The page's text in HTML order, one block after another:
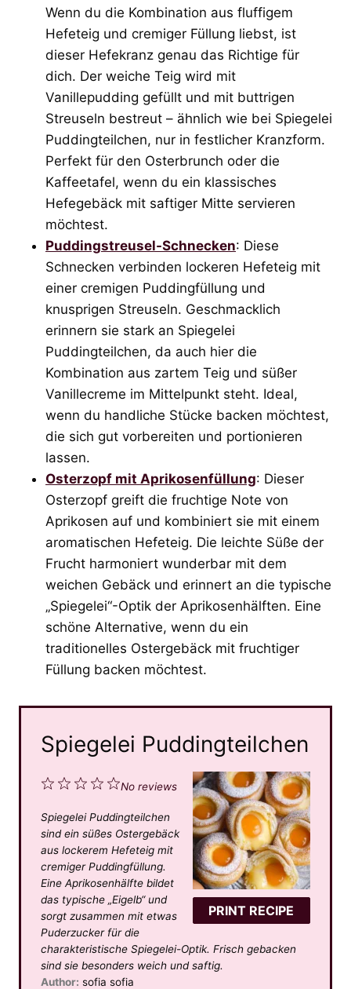
Wenn du die Kombination aus fluffigem
Hefeteig und cremiger Füllung liebst, ist
dieser Hefekranz genau das Richtige für
dich. Der weiche Teig wird mit
Vanillepudding gefüllt und mit buttrigen
Streuseln bestreut – ähnlich wie bei Spiegelei
Puddingteilchen, nur in festlicher Kranzform.
Perfekt für den Osterbrunch oder die
Kaffeetafel, wenn du ein klassisches
Hefegebäck mit saftiger Mitte servieren
möchtest.
Puddingstreusel-Schnecken: Diese
Schnecken verbinden lockeren Hefeteig mit
einer cremigen Puddingfüllung und
knusprigen Streuseln. Geschmacklich
erinnern sie stark an Spiegelei
Puddingteilchen, da auch hier die
Kombination aus zartem Teig und süßer
Vanillecreme im Mittelpunkt steht. Ideal,
wenn du handliche Stücke backen möchtest,
die sich gut vorbereiten und portionieren
lassen.
Osterzopf mit Aprikosenfüllung: Dieser
Osterzopf greift die fruchtige Note von
Aprikosen auf und kombiniert sie mit einem
aromatischen Hefeteig. Die leichte Süße der
Frucht harmoniert wunderbar mit dem
weichen Gebäck und erinnert an die typische
„Spiegelei“-Optik der Aprikosenhälften. Eine
schöne Alternative, wenn du ein
traditionelles Ostergebäck mit fruchtiger
Füllung backen möchtest.
Spiegelei Puddingteilchen
PRINT RECIPE
5
t
a
r
s
4
t
a
r
s
3
t
a
r
s
2
t
a
r
s
1
t
a
r
No reviews
Spiegelei Puddingteilchen
sind ein süßes Ostergebäck
aus lockerem Hefeteig mit
cremiger Puddingfüllung.
Eine Aprikosenhälfte bildet
das typische „Eigelb“ und
sorgt zusammen mit etwas
Puderzucker für die
charakteristische Spiegelei-Optik. Frisch gebacken
sind sie besonders weich und saftig.
Author: sofia sofia